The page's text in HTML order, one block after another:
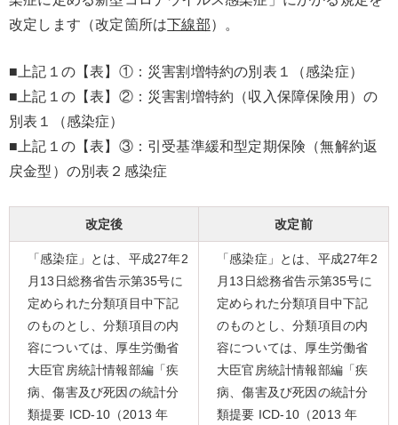
改定します（改定箇所は下線部）。
■上記１の【表】①：災害割増特約の別表１（感染症）
■上記１の【表】②：災害割増特約（収入保障保険用）の
別表１（感染症）
■上記１の【表】③：引受基準緩和型定期保険（無解約返
戻金型）の別表２感染症
改定後 改定前
「感染症」とは、平成27年2
月13日総務省告示第35号に
定められた分類項目中下記
のものとし、分類項目の内
容については、厚生労働省
大臣官房統計情報部編「疾
病、傷害及び死因の統計分
類提要 ICD-10（2013 年
「感染症」とは、平成27年2
月13日総務省告示第35号に
定められた分類項目中下記
のものとし、分類項目の内
容については、厚生労働省
大臣官房統計情報部編「疾
病、傷害及び死因の統計分
類提要 ICD-10（2013 年